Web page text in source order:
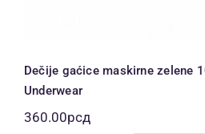
Dečije gaćice maskirne zelene
Underwear
360.00рсд